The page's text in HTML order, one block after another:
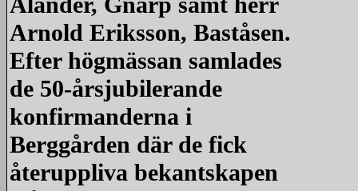
Arnold Eriksson, Baståsen.
Efter högmässan samlades
de 50-årsjubilerande
konfirmanderna i
Berggården där de fick
återuppliva bekantskapen